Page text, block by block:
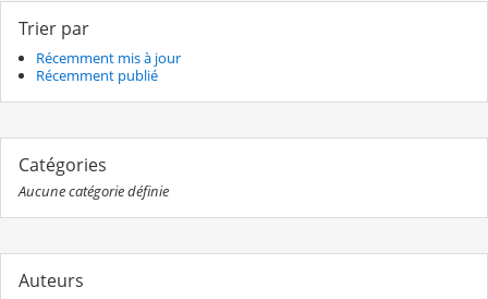
Trier par
Récemment mis à jour
Récemment publié
Catégories
Aucune catégorie définie
Auteurs